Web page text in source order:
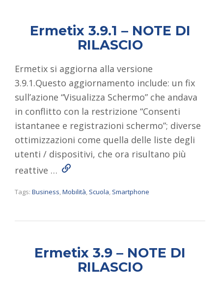
Ermetix 3.9.1 – NOTE DI
RILASCIO
Ermetix si aggiorna alla versione
3.9.1.Questo aggiornamento include: un fix
sull’azione “Visualizza Schermo” che andava
in conflitto con la restrizione “Consenti
istantanee e registrazioni schermo”; diverse
ottimizzazioni come quella delle liste degli
utenti / dispositivi, che ora risultano più
reattive … Read More
Tags: Business,Mobilità, Scuola, Smartphone
Ermetix 3.9 – NOTE DI
RILASCIO